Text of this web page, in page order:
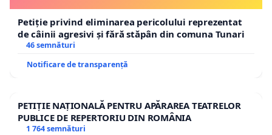
Petiție privind eliminarea pericolului reprezentat
de câinii agresivi și fără stăpân din comuna Tunari
46 semnături
Notificare de transparență
PETIȚIE NAȚIONALĂ PENTRU APĂRAREA TEATRELOR
PUBLICE DE REPERTORIU DIN ROMÂNIA
1 764 semnături